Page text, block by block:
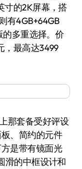
寸的2K屏幕，搭
有4GB+64GB
的多重选择。价
，最高达3499
那套备受好评设
、简约的元件
是带有镜面光
滑的中框设计和